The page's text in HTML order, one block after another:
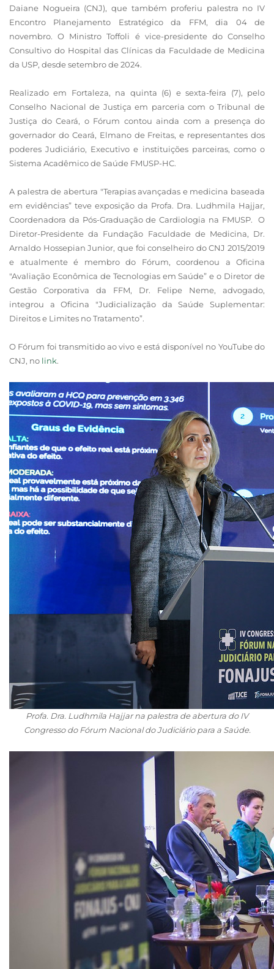
Daiane Nogueira (CNJ), que também proferiu palestra no IV
Encontro Planejamento Estratégico da FFM, dia 04 de
novembro. O MinistroToffoli é vice-presidente do Conselho
Consultivo do Hospital das Clínicas da Faculdade de Medicina
da USP, desde setembro de 2024.
Realizado em Fortaleza, na quinta (6) e sexta-feira (7), pelo
Conselho Nacional de Justiça em parceria com o Tribunal de
Justiça do Ceará, o Fórum contou ainda com a presença do
governador do Ceará, Elmano de Freitas, e representantes dos
poderes Judiciário, Executivo e instituições parceiras, como o
Sistema Acadêmico de Saúde FMUSP-HC.
A palestra de abertura "Terapias avançadas e medicina baseada
em evidências” teve exposição da Profa. Dra. Ludhmila Hajjar,
Coordenadora da Pós-Graduação de Cardiologia na FMUSP. O
Diretor-Presidente da Fundação Faculdade de Medicina, Dr.
Arnaldo Hossepian Junior, que foi conselheiro do CNJ 2015/2019
e atualmente é membro do Fórum, coordenou a Oficina
"Avaliação Econômica de Tecnologias em Saúde” e o Diretor de
Gestão Corporativa da FFM, Dr. Felipe Neme, advogado,
integrou a Oficina "Judicialização da Saúde Suplementar:
Direitos e Limites no Tratamento”.
O Fórum foi transmitido ao vivo e está disponível no YouTube do
CNJ, no link.
Profa. Dra. Ludhmila Hajjar na palestra de abertura do IV
Congresso do Fórum Nacional do Judiciário para a Saúde.